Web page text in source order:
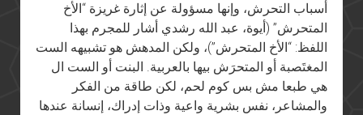
أسباب التحرش، وإنها مسؤولة عن إثارة غريزة “الأخ
المتحرش” (أيوة، عبد الله رشدي أشار للمجرم بهذا
اللفظ: “الأخ المتحرش”)، ولكن المدهش هو تشبيهه الست
المغتَصبة أو المتحرَش بيها بالعربية. البنت أو الست ال
هي طبعا مش بس كوم لحم، لكن طاقة من الفكر
والمشاعر، نفس بشرية واعية وذات إدراك، إنسانة عندها